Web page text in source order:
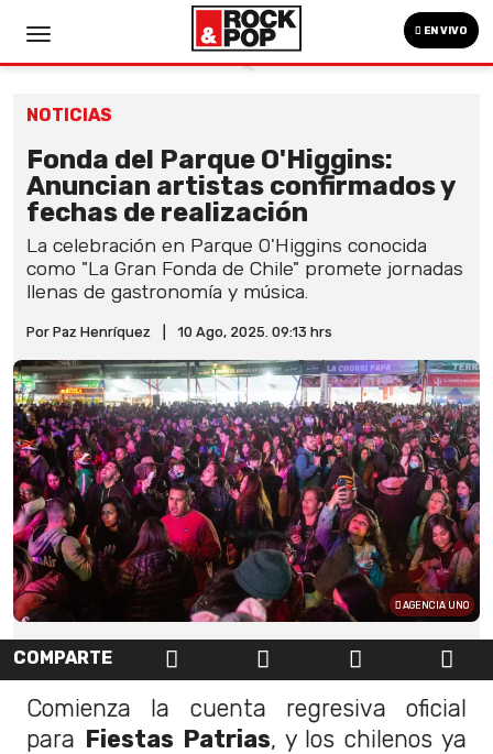
EN VIVO
NOTICIAS
Fonda del Parque O'Higgins:
Anuncian artistas confirmados y
fechas de realización
La celebración en Parque O'Higgins conocida
como "La Gran Fonda de Chile" promete jornadas
llenas de gastronomía y música.
Por Paz Henríquez 10 Ago, 2025. 09:13 hrs
AGENCIA UNO
COMPARTE
Comienza la cuenta regresiva oficial
para Fiestas Patrias, y los chilenos ya